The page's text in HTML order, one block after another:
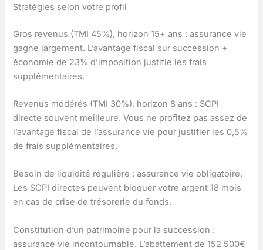
Stratégies selon votre profil
Gros revenus (TMI 45%), horizon 15+ ans : assurance vie
gagne largement. L’avantage fiscal sur succession +
économie de 23% d’imposition justifie les frais
supplémentaires.
Revenus modérés (TMI 30%), horizon 8 ans : SCPI
directe souvent meilleure. Vous ne profitez pas assez de
l’avantage fiscal de l’assurance vie pour justifier les 0,5%
de frais supplémentaires.
Besoin de liquidité régulière : assurance vie obligatoire.
Les SCPI directes peuvent bloquer votre argent 18 mois
en cas de crise de trésorerie du fonds.
Constitution d’un patrimoine pour la succession :
assurance vie incontournable. L’abattement de 152 500€